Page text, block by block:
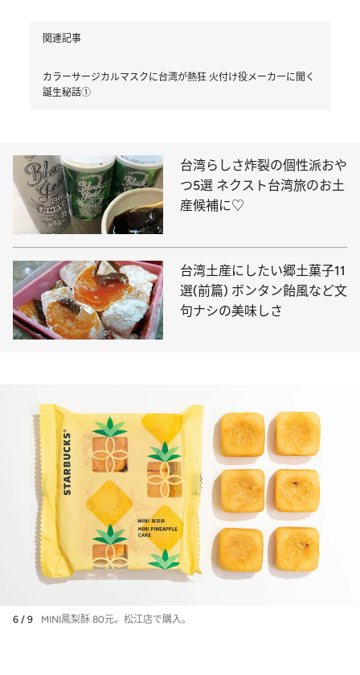
関連記事
カラーサージカルマスクに台湾が熱狂 火付け役メーカーに聞く
誕生秘話①
台湾らしさ炸裂の個性派おや
つ5選 ネクスト台湾旅のお土
産候補に♡
台湾土産にしたい郷土菓子11
選(前篇) ボンタン飴風など文
句ナシの美味しさ
6 / 9 MINI鳳梨酥 80元。松江店で購入。